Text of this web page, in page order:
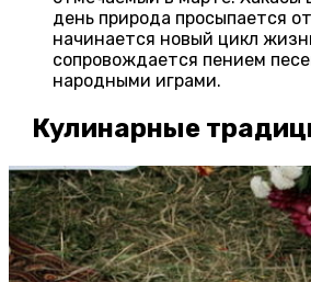
день природа просыпается
начинается новый цикл
сопровождается пением
народными играми.
Кулинарные